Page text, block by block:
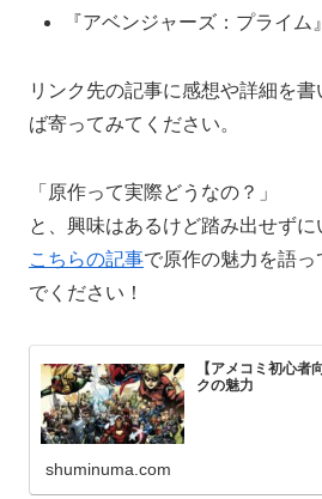
『アベンジャーズ：プライム』
リンク先の記事に感想や詳細を
ば寄ってみてください。
「原作って実際どうなの？」
と、興味はあるけど踏み出せずに
こちらの記事で原作の魅力を語
でください！
【アメコミ初心者
クの魅力
shuminuma.com